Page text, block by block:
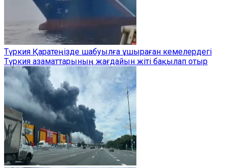
Түркия Қаратеңізде шабуылға ұшыраған кемелердегі
Түркия азаматтарының жағдайын жіті бақылап отыр